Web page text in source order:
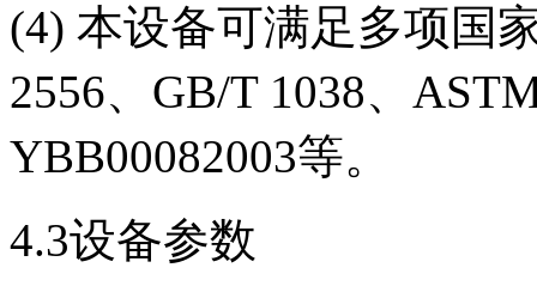
(4) 本设备可满足多项国
2556、GB/T 1038、
YBB00082003等。
4.3设备参数